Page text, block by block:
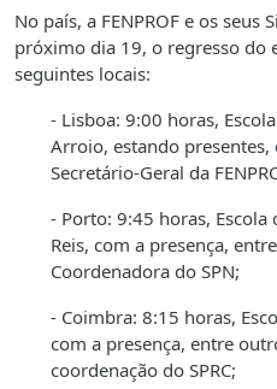
No país, a FENPROF e os
próximo dia 19, o regresso do
seguintes locais:
- Lisboa: 9:00 horas,
Arroio, estando
Secretário-Geral da
- Porto: 9:45 horas, Escola
Reis, com a presença,
Coordenadora do SPN;
- Coimbra: 8:15 horas,
com a presença, entre
coordenação do SPRC;